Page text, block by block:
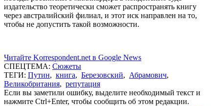
издательство теоретически сможет распространять книгу
через австралийский филиал, и этот иск направлен на то,
чтобы не допустить такой возможности.
Читайте Korrespondent.net в Google News
СПЕЦТЕМА: Сюжеты
ТЕГИ: Путин, книга, Березовский, Абрамович,
Великобритания, репутация
Если вы заметили ошибку, выделите необходимый текст и
нажмите Ctrl+Enter, чтобы сообщить об этом редакции.